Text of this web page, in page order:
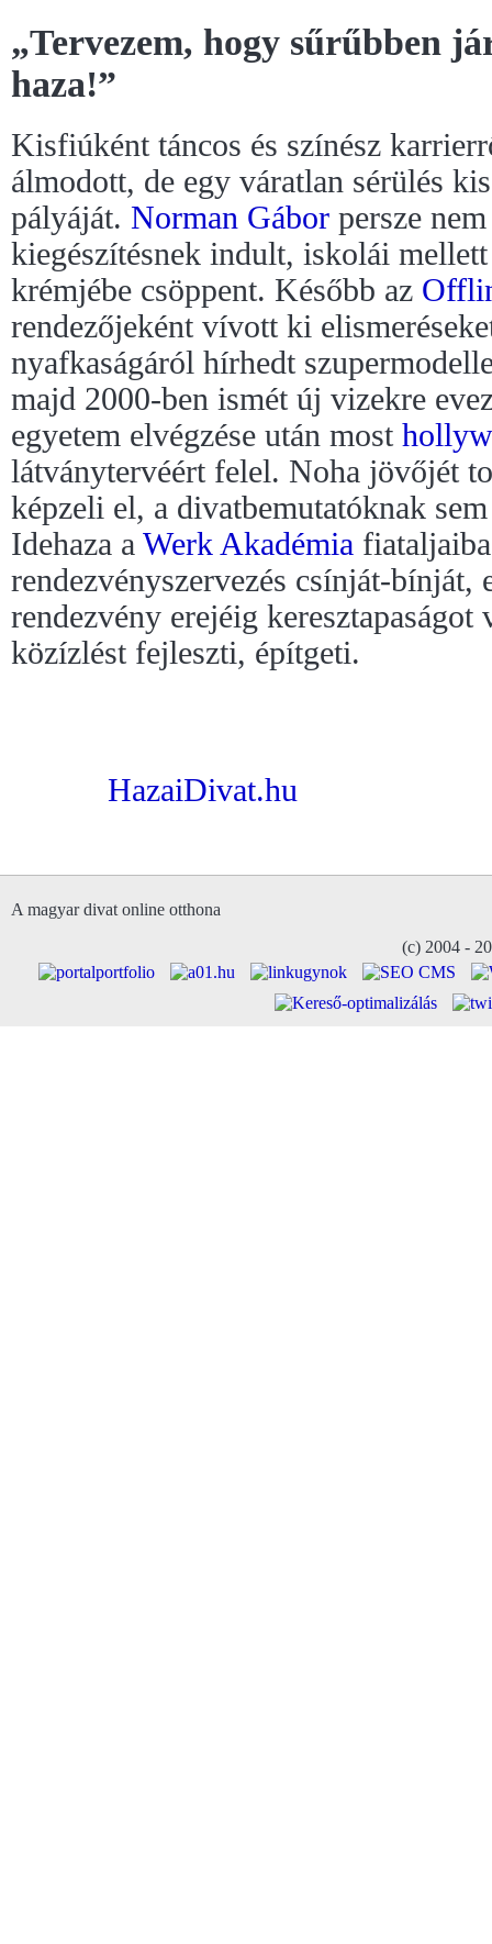
„Tervezem, hogy sűrűbben
haza!”
Kisfiúként táncos és színész
álmodott, de egy váratlan sérülés
pályáját. Norman Gábor persze
kiegészítésnek indult, iskolái
krémjébe csöppent. Később az
rendezőjeként vívott ki
nyafkaságáról hírhedt
majd 2000-ben ismét új vizekre
egyetem elvégzése után most
látványtervéért felel. Noha jövőjét
képzeli el, a divatbemutatóknak
Idehaza a Werk Akadémia
rendezvényszervezés csínját-bínját,
rendezvény erejéig
közízlést fejleszti, építgeti.
HazaiDivat.hu
A magyar divat online otthona
(c) 2004 -